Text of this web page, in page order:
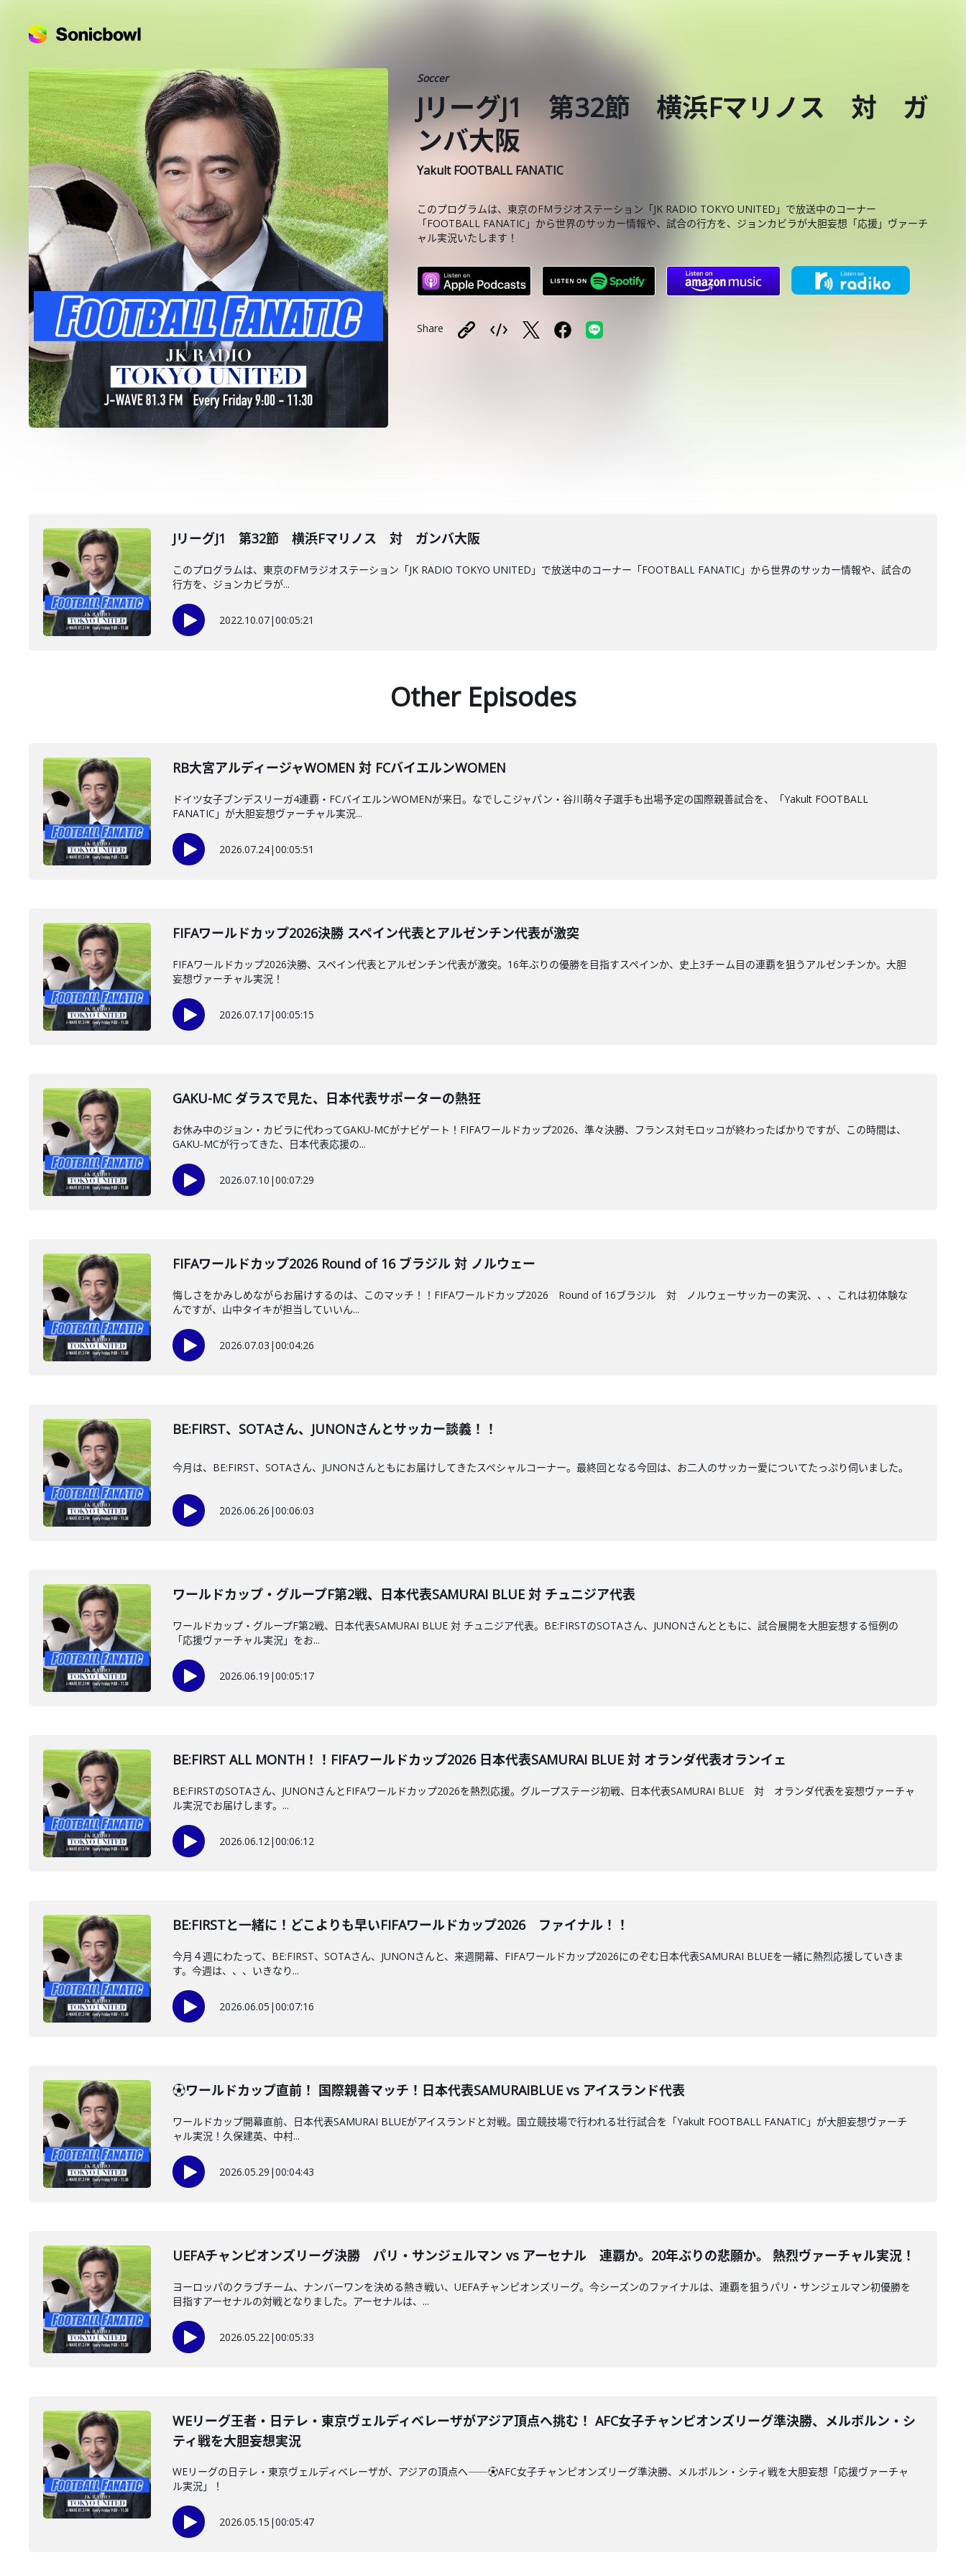
Soccer
JリーグJ1 第32節 横浜Fマリノス 対 ガ
ンバ大阪
Yakult FOOTBALL FANATIC
このプログラムは、東京のFMラジオステーション「JK RADIO TOKYO UNITED」で放送中のコーナー
「FOOTBALL FANATIC」から世界のサッカー情報や、試合の行方を、ジョンカビラが大胆妄想「応援」ヴァーチ
ャル実況いたします！
Share
JリーグJ1 第32節 横浜Fマリノス 対 ガンバ大阪
このプログラムは、東京のFMラジオステーション「JK RADIO TOKYO UNITED」で放送中のコーナー「FOOTBALL FANATIC」から世界のサッカー情報や、試合の
行方を、ジョンカビラが...
2022.10.07|00:05:21
Other Episodes
RB大宮アルディージャWOMEN 対 FCバイエルンWOMEN
ドイツ女子ブンデスリーガ4連覇・FCバイエルンWOMENが来日。なでしこジャパン・谷川萌々子選手も出場予定の国際親善試合を、「Yakult FOOTBALL
FANATIC」が大胆妄想ヴァーチャル実況...
2026.07.24|00:05:51
FIFAワールドカップ2026決勝 スペイン代表とアルゼンチン代表が激突
FIFAワールドカップ2026決勝、スペイン代表とアルゼンチン代表が激突。16年ぶりの優勝を目指すスペインか、史上3チーム目の連覇を狙うアルゼンチンか。大胆
妄想ヴァーチャル実況！
2026.07.17|00:05:15
GAKU-MC ダラスで見た、日本代表サポーターの熱狂
お休み中のジョン・カビラに代わってGAKU-MCがナビゲート！FIFAワールドカップ2026、準々決勝、フランス対モロッコが終わったばかりですが、この時間は、
GAKU-MCが行ってきた、日本代表応援の...
2026.07.10 |00:07:29
FIFAワールドカップ2026 Round of 16 ブラジル 対 ノルウェー
悔しさをかみしめながらお届けするのは、このマッチ！！FIFAワールドカップ2026 Round of 16ブラジル 対 ノルウェーサッカーの実況、、、これは初体験な
んですが、山中タイキが担当していいん...
2026.07.03 |00:04:26
BE:FIRST、SOTAさん、JUNONさんとサッカー談義！！
今月は、BE:FIRST、SOTAさん、JUNONさんともにお届けしてきたスペシャルコーナー。最終回となる今回は、お二人のサッカー愛についてたっぷり伺いました。
2026.06.26 |00:06:03
ワールドカップ・グループF第2戦、日本代表SAMURAI BLUE 対 チュニジア代表
ワールドカップ・グループF第2戦、日本代表SAMURAI BLUE 対 チュニジア代表。BE:FIRSTのSOTAさん、JUNONさんとともに、試合展開を大胆妄想する恒例の
「応援ヴァーチャル実況」をお...
2026.06.19 |00:05:17
BE:FIRST ALL MONTH！！FIFAワールドカップ2026 日本代表SAMURAI BLUE 対 オランダ代表オランイェ
BE:FIRSTのSOTAさん、JUNONさんとFIFAワールドカップ2026を熱烈応援。グループステージ初戦、日本代表SAMURAI BLUE 対 オランダ代表を妄想ヴァーチャ
ル実況でお届けします。...
2026.06.12|00:06:12
BE:FIRSTと一緒に！どこよりも早いFIFAワールドカップ2026 ファイナル！！
今月４週にわたって、BE:FIRST、SOTAさん、JUNONさんと、来週開幕、FIFAワールドカップ2026にのぞむ日本代表SAMURAI BLUEを一緒に熱烈応援していきま
す。今週は、、、いきなり...
2026.06.05 |00:07:16
⚽ワールドカップ直前！ 国際親善マッチ！日本代表SAMURAIBLUE vs アイスランド代表
ワールドカップ開幕直前、日本代表SAMURAI BLUEがアイスランドと対戦。国立競技場で行われる壮行試合を「Yakult FOOTBALL FANATIC」が大胆妄想ヴァーチ
ャル実況！久保建英、中村...
2026.05.29 |00:04:43
UEFAチャンピオンズリーグ決勝 パリ・サンジェルマン vs アーセナル 連覇か。20年ぶりの悲願か。 熱烈ヴァーチャル実況！
ヨーロッパのクラブチーム、ナンバーワンを決める熱き戦い、UEFAチャンピオンズリーグ。今シーズンのファイナルは、連覇を狙うパリ・サンジェルマン初優勝を
目指すアーセナルの対戦となりました。アーセナルは、...
2026.05.22|00:05:33
WEリーグ王者・日テレ・東京ヴェルディベレーザがアジア頂点へ挑む！ AFC女子チャンピオンズリーグ準決勝、メルボルン・シ
ティ戦を大胆妄想実況
WEリーグの日テレ・東京ヴェルディベレーザが、アジアの頂点へ――⚽AFC女子チャンピオンズリーグ準決勝、メルボルン・シティ戦を大胆妄想「応援ヴァーチャ
ル実況」！
2026.05.15 |00:05:47